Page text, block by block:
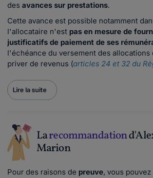
des avances sur prestations.
Cette avance est possible notamment
l'allocataire n'est pas en mesure de
justificatifs de paiement de ses
l'échéance du versement des allocations
priver de revenus (articles 24 et 32 du
Lire la suite
Larecommandation
Marion
Pour des raisons de preuve, vous